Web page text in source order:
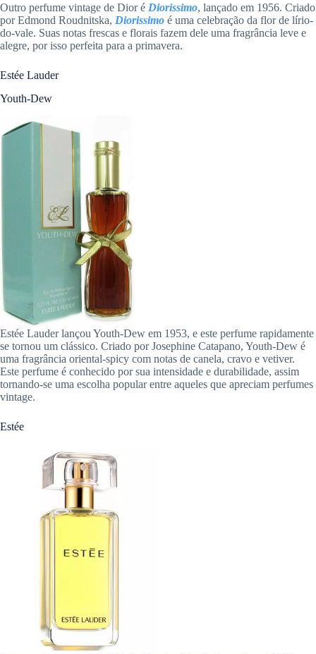
Outro perfume vintage de Dior é Diorissimo, lançado em 1956. Criado
por Edmond Roudnitska, Diorissimo é uma celebração da flor de lírio-
do-vale. Suas notas frescas e florais fazem dele uma fragrância leve e
alegre, por isso perfeita para a primavera.
Estée Lauder
Youth-Dew
Estée Lauder lançou Youth-Dew em 1953, e este perfume rapidamente
se tornou um clássico. Criado por Josephine Catapano, Youth-Dew é
uma fragrância oriental-spicy com notas de canela, cravo e vetiver.
Este perfume é conhecido por sua intensidade e durabilidade, assim
tornando-se uma escolha popular entre aqueles que apreciam perfumes
vintage.
Estée